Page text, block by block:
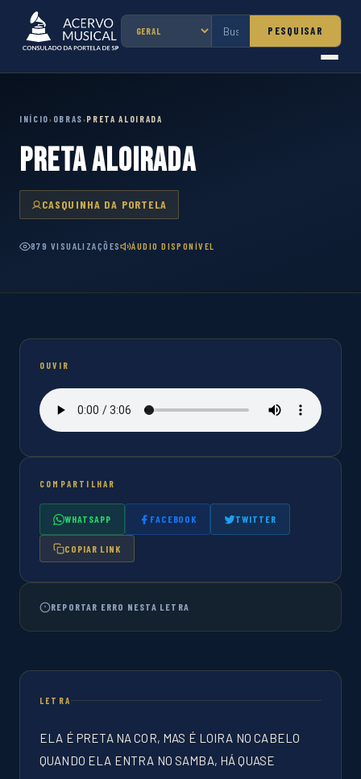
PESQUISAR
INÍCIO› OBRAS›PRETA ALOIRADA
PRETA ALOIRADA
CASQUINHA DA PORTELA
879 VISUALIZAÇÕES ÁUDIO DISPONÍVEL
LETRA
ELA É PRETA NA COR, MAS É LOIRA NO CABELO
QUANDO ELA ENTRA NO SAMBA, HÁ QUASE
OUVIR
COMPARTILHAR
WHATSAPP FACEBOOK TWITTER
COPIAR LINK
REPORTAR ERRO NESTA LETRA